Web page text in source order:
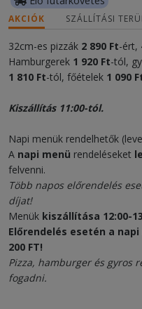
AKCIÓK SZÁLLÍTÁSI
32cm-es pizzák 2 890 Ft-ért,
Hamburgerek 1 920 Ft-tól,
1 810 Ft-tól, főételek 1 090
Kiszállítás 11:00-tól.
Napi menük rendelhetők
A napi menü rendeléseket
felvenni.
Több napos előrendelés
díjat!
Menük kiszállítása 12:00-
Előrendelés esetén a
200 FT!
Pizza, hamburger és gyros
fogadni.